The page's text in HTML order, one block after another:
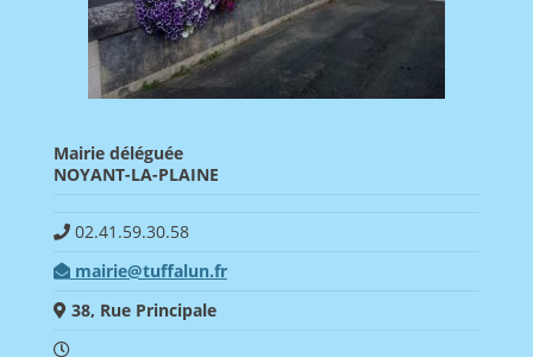
Mairie déléguée
NOYANT-LA-PLAINE
02.41.59.30.58
mairie@tuffalun.fr
38, Rue Principale